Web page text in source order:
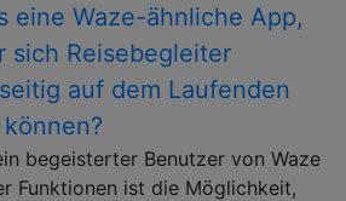
eine Waze-ähnliche App,
sich Reisebegleiter
auf dem Laufenden
begeisterter Benutzer von Waze
Funktionen ist die Möglichkeit,